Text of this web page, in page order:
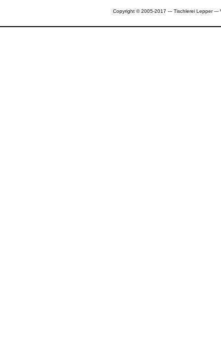
Copyright © 2005-2017 --- Tischlerei Lepper